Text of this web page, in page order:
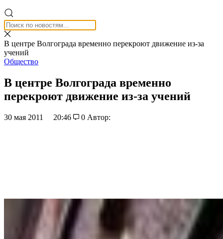
В центре Волгограда временно перекроют движение из-за
учений
Общество
В центре Волгограда временно
перекроют движение из-за учений
30 мая 2011 20:46 0 Автор: